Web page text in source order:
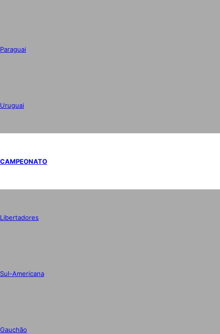
Paraguai
Uruguai
CAMPEONATO
Libertadores
Sul-Americana
Gauchão